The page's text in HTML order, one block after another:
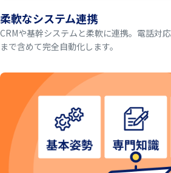
柔軟なシステム連携
CRMや基幹システムと柔軟に連携。電話対
まで含めて完全自動化します。